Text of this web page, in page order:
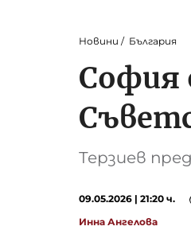
Новини България
София
Терзиев
09.05.2026 | 21:20 ч.
Инна Ангелова